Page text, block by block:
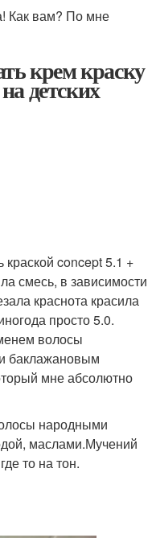
Как вам? По мне
крем краску
детских
краской concept 5.1 +
смесь, в зависимости
краснота красила
просто 5.0.
волосы
баклажановым
мне абсолютно
народными
маслами.Мучений
то на тон.